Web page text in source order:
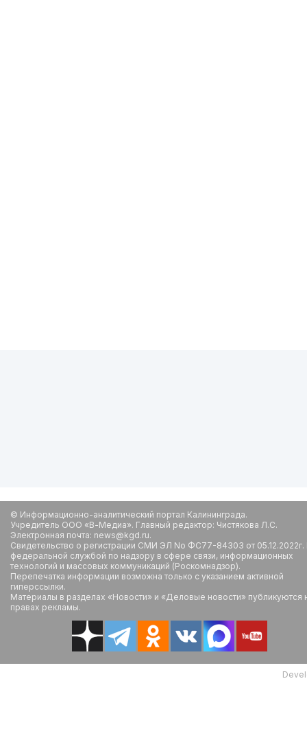
© Информационно-аналитический портал Калининграда.
Учредитель ООО «В-Медиа». Главный редактор: Чистякова Л.С.
Электронная почта: news@kgd.ru.
Свидетельство о регистрации СМИ ЭЛ No ФС77-84303 от
федеральной службой по надзору в сфере связи, информационных
технологий и массовых коммуникаций (Роскомнадзор).
Перепечатка информации возможна только с указанием активной
гиперссылки.
Материалы в разделах «Новости» и «Деловые новости» публикуются
правах рекламы.